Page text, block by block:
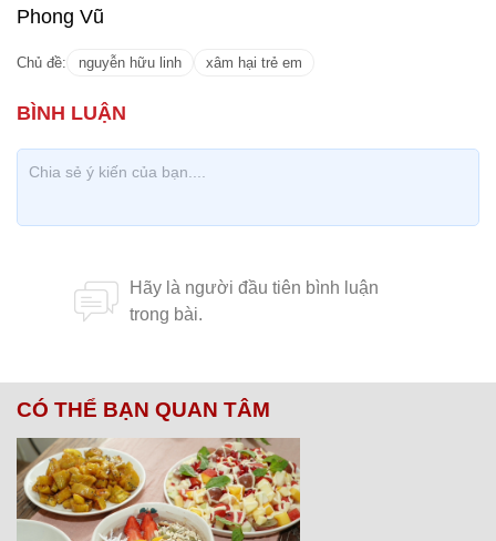
Phong Vũ
Chủ đề: nguyễn hữu linh xâm hại trẻ em
CÓ THỂ BẠN QUAN TÂM